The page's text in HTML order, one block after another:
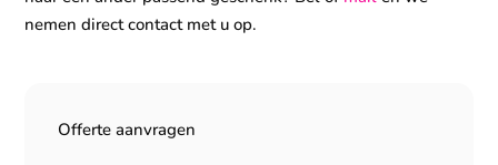
nemen direct contact met u op.
Offerte aanvragen